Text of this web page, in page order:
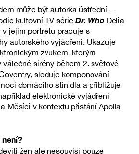
může být autorka ústřední –
kultovní TV série Dr. Who Delia
v jejím portrétu pracuje s
autorského vyjádření. Ukazuje
zvukem, kterým
válečné sirény během 2. světové
sleduje komponování
domácího stínidla a přibližuje
elektronické vyjádření
Měsíci v kontextu přistání Apolla
není?
žen ale nesouvisí pouze